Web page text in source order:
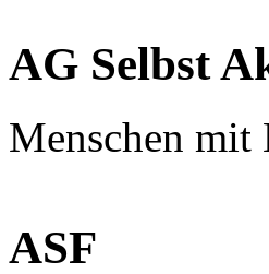
AG Selbst
Menschen mit
ASF